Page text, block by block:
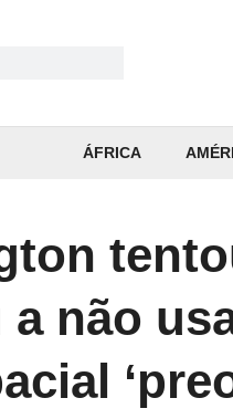
ÁFRICA
a não